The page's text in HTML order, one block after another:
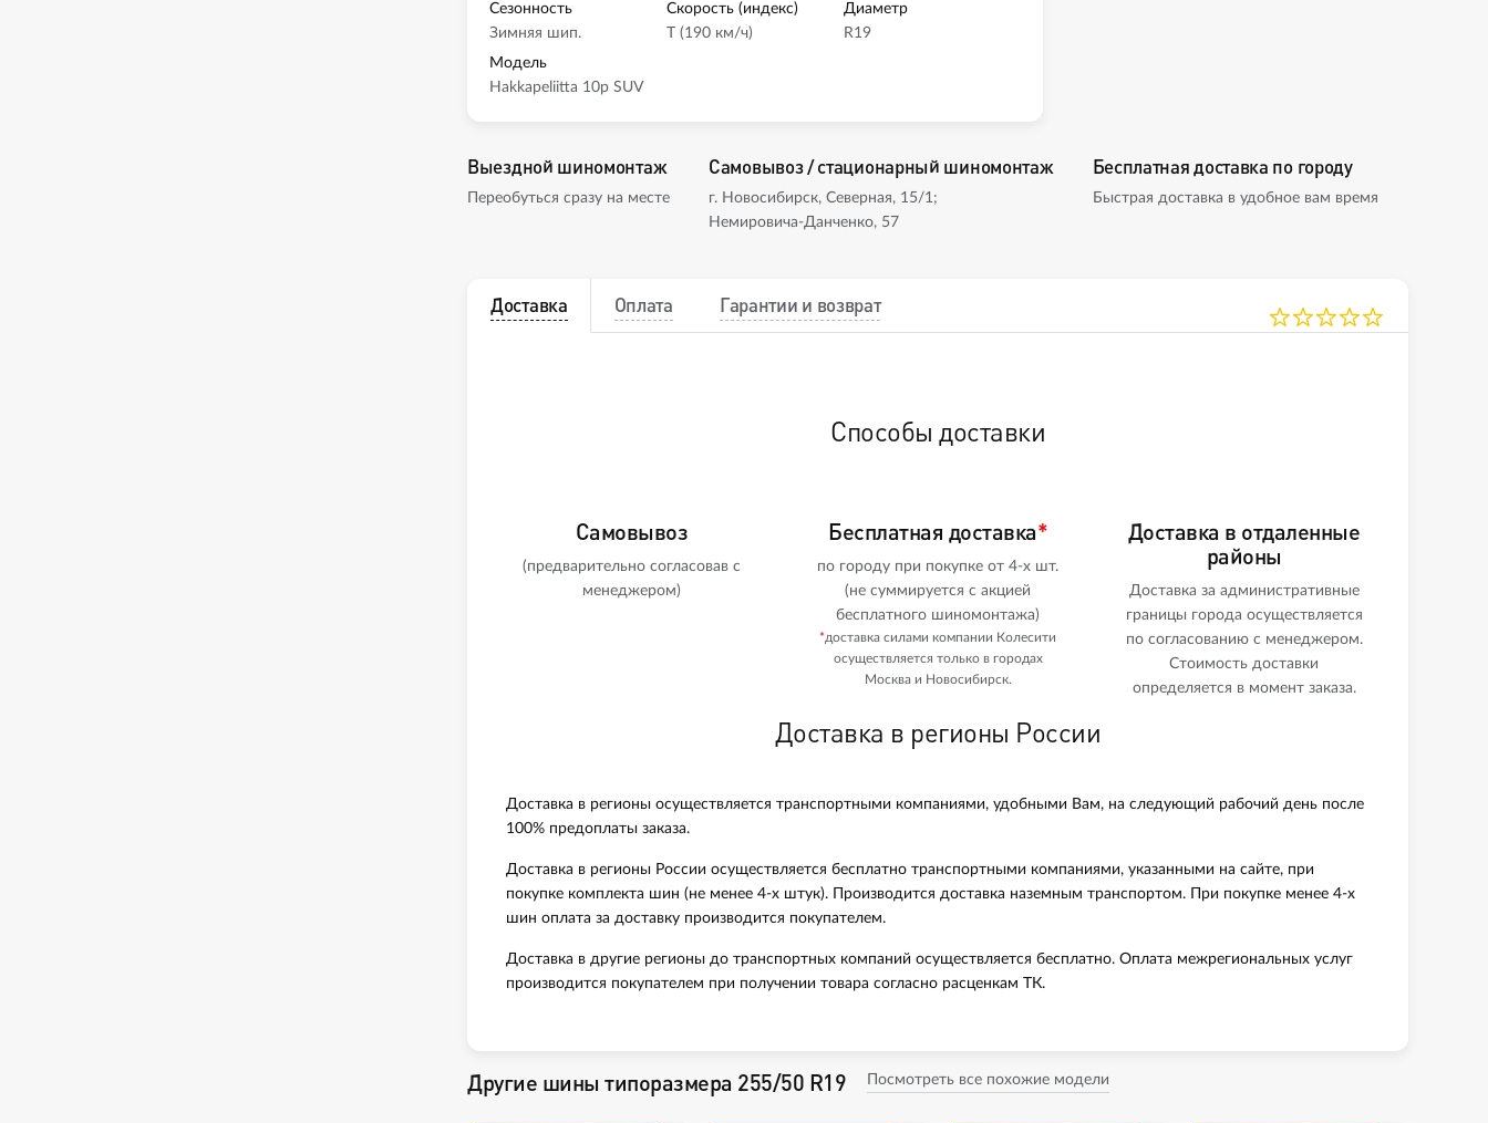
Сезонность
Зимняя шип.
Скорость (индекс)
T (190 км/ч)
Диаметр
R19
Модель
Hakkapeliitta 10p SUV
Выездной шиномонтаж
Переобуться сразу на месте
Самовывоз / стационарный шиномонтаж
г. Новосибирск, Северная, 15/1;
Немировича-Данченко, 57
Бесплатная доставка по городу
Быстрая доставка в удобное вам время
Доставка Оплата Гарантии и возврат
Способы доставки
Самовывоз
(предварительно согласовав с
менеджером)
Бесплатная доставка*
по городу при покупке от 4-х шт.
(не суммируется с акцией
бесплатного шиномонтажа)
*доставка силами компании Колесити
осуществляется только в городах
Москва и Новосибирск.
Доставка в отдаленные
районы
Доставка за административные
границы города осуществляется
по согласованию с менеджером.
Стоимость доставки
определяется в момент заказа.
Доставка в регионы России
Доставка в регионы осуществляется транспортными компаниями, удобными Вам, на следующий рабочий день после
100% предоплаты заказа.
Доставка в регионы России осуществляется бесплатно транспортными компаниями, указанными на сайте, при
покупке комплекта шин (не менее 4-х штук). Производится доставка наземным транспортом. При покупке менее 4-х
шин оплата за доставку производится покупателем.
Доставка в другие регионы до транспортных компаний осуществляется бесплатно. Оплата межрегиональных услуг
производится покупателем при получении товара согласно расценкам ТК.
Другие шины типоразмера 255/50 R19 Посмотреть все похожие модели